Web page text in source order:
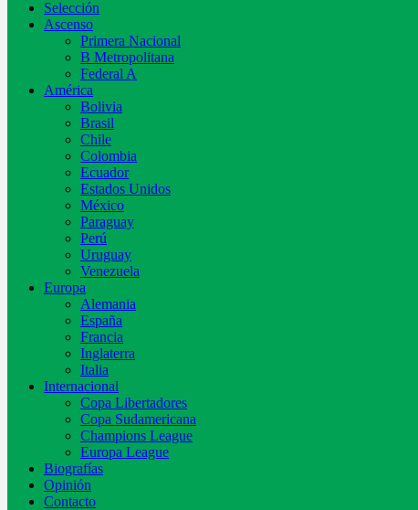
Selección
Ascenso
Primera Nacional
B Metropolitana
Federal A
América
Bolivia
Brasil
Chile
Colombia
Ecuador
Estados Unidos
México
Paraguay
Perú
Uruguay
Venezuela
Europa
Alemania
España
Francia
Inglaterra
Italia
Internacional
Copa Libertadores
Copa Sudamericana
Champions League
Europa League
Biografías
Opinión
Contacto